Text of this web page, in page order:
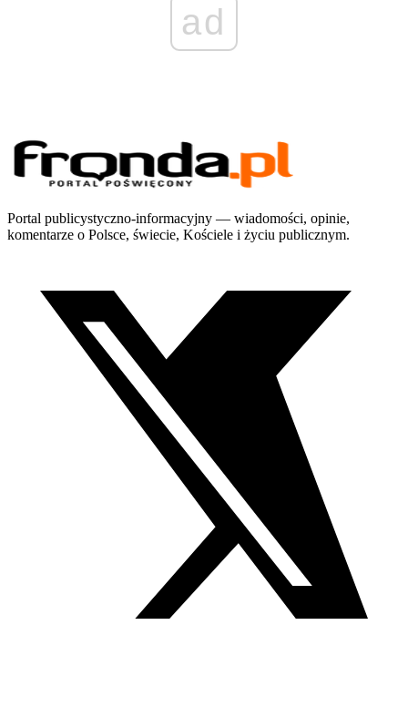
ad
Portal publicystyczno-informacyjny — wiadomości, opinie,
komentarze o Polsce, świecie, Kościele i życiu publicznym.